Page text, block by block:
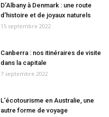
D’Albany à Denmark : une route
d’histoire et de joyaux naturels
15 septembre 2022
Canberra : nos itinéraires de visite
dans la capitale
7 septembre 2022
L’écotourisme en Australie, une
autre forme de voyage